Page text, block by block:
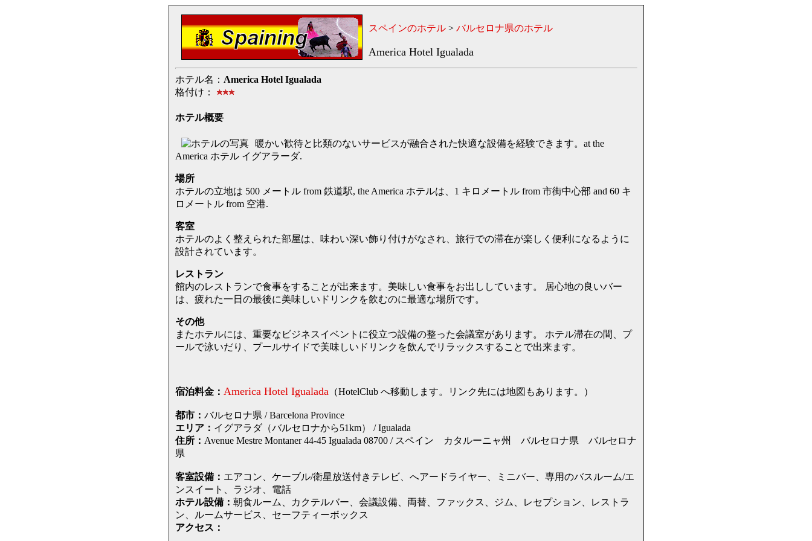
スペインのホテル> バルセロナ県のホテル
America Hotel Igualada
ホテル名： America Hotel Igualada
格付け：
ホテル概要
暖かい歓待と比類のないサービスが融合された快適な設備を経験できます。at the
America ホテル イグアラーダ.
場所
ホテルの立地は 500 メートル from 鉄道駅, the America ホテルは、1 キロメートル from 市街中心部 and 60 キ
ロメートル from 空港.
客室
ホテルのよく整えられた部屋は、味わい深い飾り付けがなされ、旅行での滞在が楽しく便利になるように
設計されています。
レストラン
館内のレストランで食事をすることが出来ます。美味しい食事をお出ししています。 居心地の良いバー
は、疲れた一日の最後に美味しいドリンクを飲むのに最適な場所です。
その他
またホテルには、重要なビジネスイベントに役立つ設備の整った会議室があります。 ホテル滞在の間、プ
ールで泳いだり、プールサイドで美味しいドリンクを飲んでリラックスすることで出来ます。
宿泊料金： America Hotel Igualada （HotelClub へ移動します。リンク先には地図もあります。）
都市： バルセロナ県 / Barcelona Province
エリア： イグアラダ（バルセロナから51km） / Igualada
住所： Avenue Mestre Montaner 44-45 Igualada 08700 / スペイン カタルーニャ州 バルセロナ県 バルセロナ
県
客室設備： エアコン、ケーブル/衛星放送付きテレビ、へアードライヤー、ミニバー、専用のバスルーム/エ
ンスイート、ラジオ、電話
ホテル設備： 朝食ルーム、カクテルバー、会議設備、両替、ファックス、ジム、レセプション、レストラ
ン、ルームサービス、セーフティーボックス
アクセス：